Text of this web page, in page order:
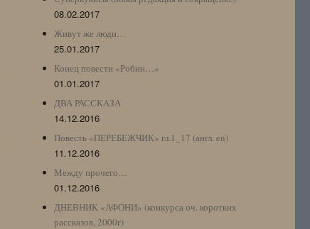
08.02.2017
Живут же люди…
25.01.2017
Конец повести «Робин…»
01.01.2017
ДВА РАССКАЗА
14.12.2016
Повесть «ПЕРЕБЕЖЧИК» гл.1_17 (англ. en)
11.12.2016
Между прочего…
01.12.2016
ДНЕВНИК «АФОНИ» (конкурса оч. коротких
рассказов, 2000г)